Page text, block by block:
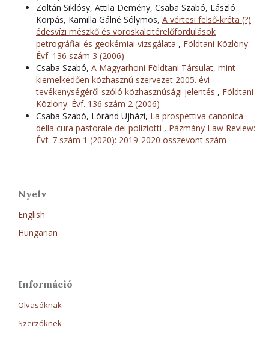
Zoltán Siklósy, Attila Demény, Csaba Szabó, László
Korpás, Kamilla Gálné Sólymos, A vértesi felső-kréta (?)
édesvízi mészkő és vöröskalcitérelőfordulások
petrográfiai és geokémiai vizsgálata , Földtani Közlöny:
Évf. 136 szám 3 (2006)
Csaba Szabó, A Magyarhoni Földtani Társulat, mint
kiemelkedően közhasznú szervezet 2005. évi
tevékenységéről szóló közhasznúsági jelentés , Földtani
Közlöny: Évf. 136 szám 2 (2006)
Csaba Szabó, Lóránd Ujházi, La prospettiva canonica
della cura pastorale dei poliziotti , Pázmány Law Review:
Évf. 7 szám 1 (2020): 2019-2020 összevont szám
Nyelv
English
Hungarian
Információ
Olvasóknak
Szerzőknek